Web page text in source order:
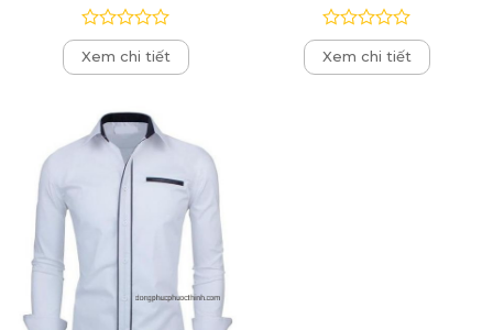
Được
xếp
hạng
sao
Xem chi tiết
Được
xếp
hạng
Xem chi tiết